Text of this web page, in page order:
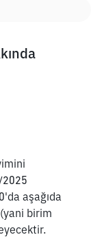
aşağıda
birim